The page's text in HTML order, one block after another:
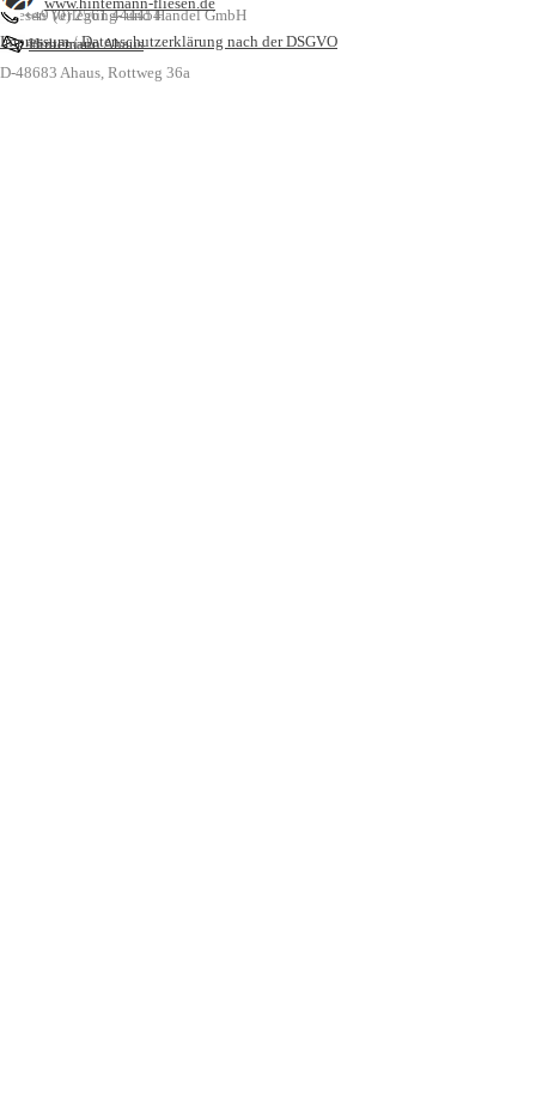
Fliesen Verlegung- und Handel GmbH
Meisterbetrieb
D-48683 Ahaus, Rottweg 36a
+49 (0) 2561 444454
Hintemann Ahaus
Impressum/Datenschutzerklärung nach der DSGVO